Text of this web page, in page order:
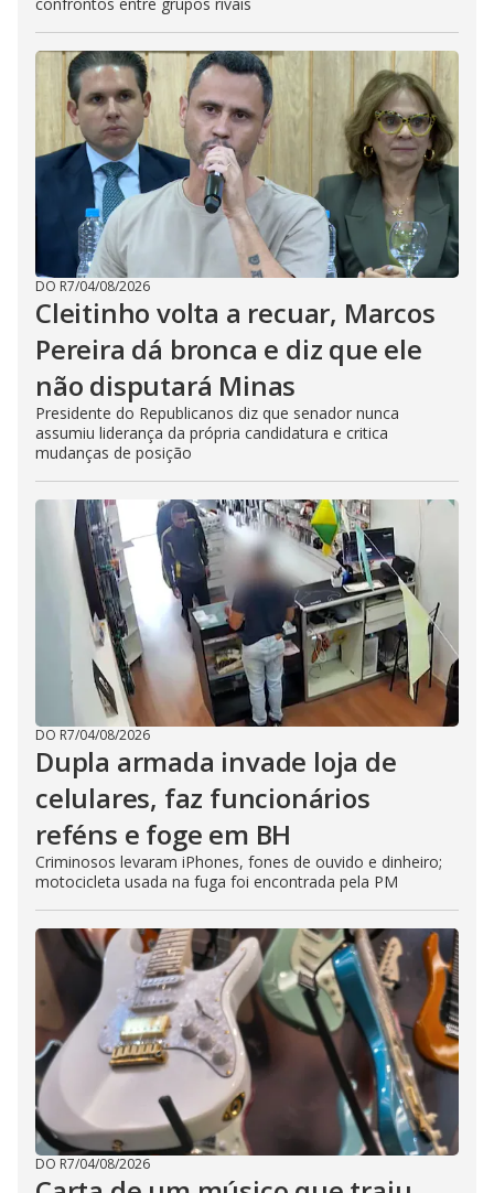
confrontos entre grupos rivais
DO R7/04/08/2026
Cleitinho volta a recuar, Marcos
Pereira dá bronca e diz que ele
não disputará Minas
Presidente do Republicanos diz que senador nunca
assumiu liderança da própria candidatura e critica
mudanças de posição
DO R7/04/08/2026
Dupla armada invade loja de
celulares, faz funcionários
reféns e foge em BH
Criminosos levaram iPhones, fones de ouvido e dinheiro;
motocicleta usada na fuga foi encontrada pela PM
DO R7/04/08/2026